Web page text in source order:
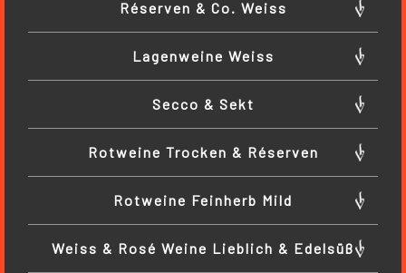
Réserven & Co. Weiss
Lagenweine Weiss
Secco & Sekt
Rotweine Trocken & Réserven
Rotweine Feinherb Mild
Weiss & Rosé Weine Lieblich & Edelsüß